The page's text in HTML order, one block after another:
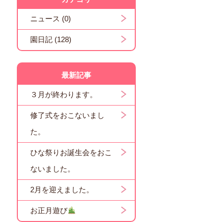
ニュース (0)
園日記 (128)
最新記事
３月が終わります。
修了式をおこないまし
た。
ひな祭りお誕生会をおこ
ないました。
2月を迎えました。
お正月遊び